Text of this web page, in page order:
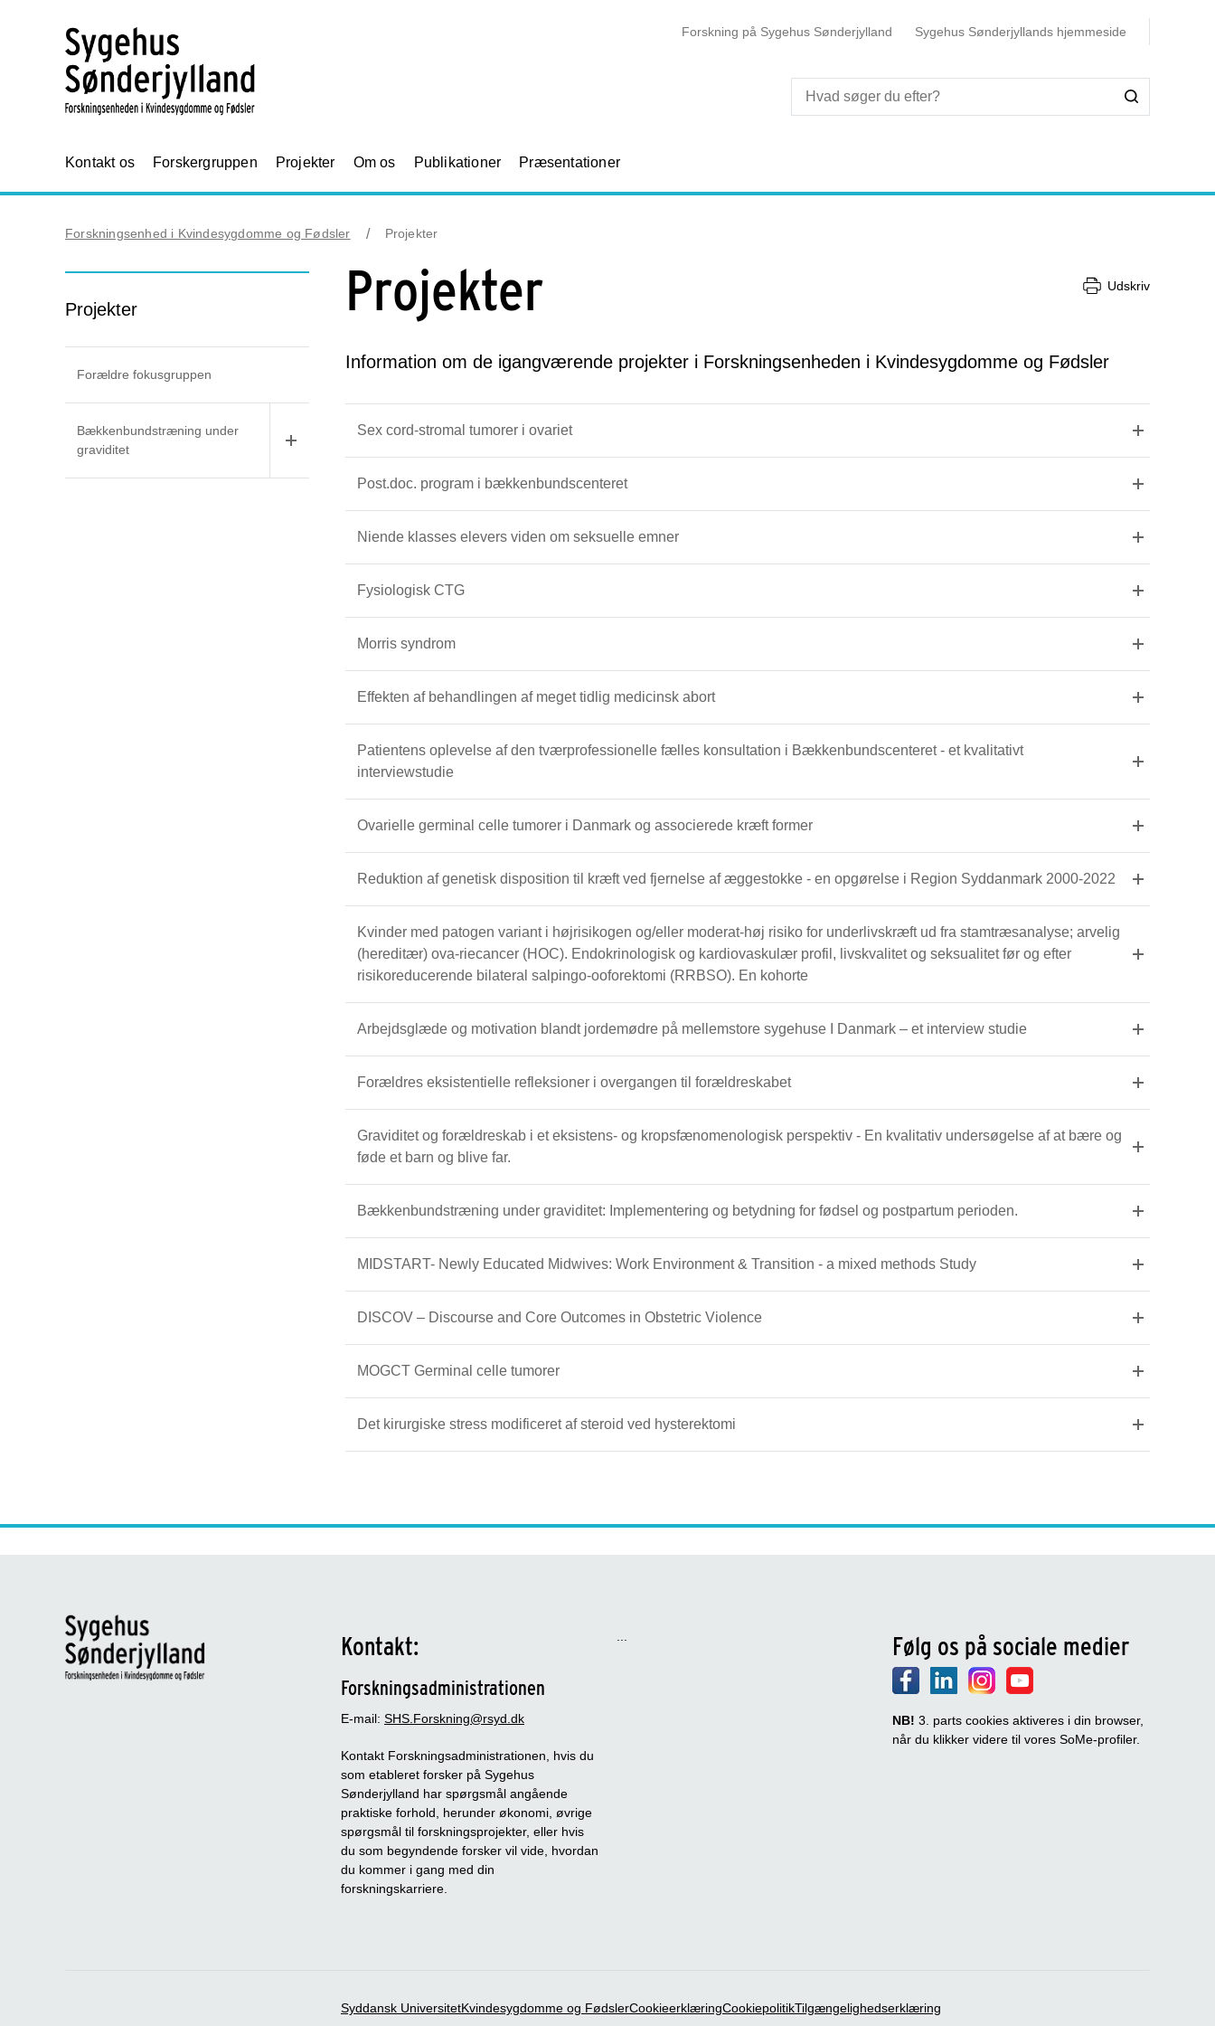
Forskning på Sygehus Sønderjylland Sygehus Sønderjyllands hjemmeside
Kontakt os Forskergruppen Projekter Om os Publikationer Præsentationer
Forskningsenhed i Kvindesygdomme og Fødsler Projekter
Projekter
Forældre fokusgruppen
Bækkenbundstræning under
graviditet
Projekter Udskriv
Information om de igangværende projekter i Forskningsenheden i Kvindesygdomme og Fødsler
Sex cord-stromal tumorer i ovariet
Post.doc. program i bækkenbundscenteret
Niende klasses elevers viden om seksuelle emner
Fysiologisk CTG
Morris syndrom
Effekten af behandlingen af meget tidlig medicinsk abort
Patientens oplevelse af den tværprofessionelle fælles konsultation i Bækkenbundscenteret - et kvalitativt
interviewstudie
Ovarielle germinal celle tumorer i Danmark og associerede kræft former
Reduktion af genetisk disposition til kræft ved fjernelse af æggestokke - en opgørelse i Region Syddanmark 2000-2022
Kvinder med patogen variant i højrisikogen og/eller moderat-høj risiko for underlivskræft ud fra stamtræsanalyse; arvelig
(hereditær) ova-riecancer (HOC). Endokrinologisk og kardiovaskulær profil, livskvalitet og seksualitet før og efter
risikoreducerende bilateral salpingo-ooforektomi (RRBSO). En kohorte
Arbejdsglæde og motivation blandt jordemødre på mellemstore sygehuse I Danmark – et interview studie
Forældres eksistentielle refleksioner i overgangen til forældreskabet
Graviditet og forældreskab i et eksistens- og kropsfænomenologisk perspektiv - En kvalitativ undersøgelse af at bære og
føde et barn og blive far.
Bækkenbundstræning under graviditet: Implementering og betydning for fødsel og postpartum perioden.
MIDSTART- Newly Educated Midwives: Work Environment & Transition - a mixed methods Study
DISCOV – Discourse and Core Outcomes in Obstetric Violence
MOGCT Germinal celle tumorer
Det kirurgiske stress modificeret af steroid ved hysterektomi
Kontakt:
Forskningsadministrationen
E-mail: SHS.Forskning@rsyd.dk
Kontakt Forskningsadministrationen, hvis du
som etableret forsker på Sygehus
Sønderjylland har spørgsmål angående
praktiske forhold, herunder økonomi, øvrige
spørgsmål til forskningsprojekter, eller hvis
du som begyndende forsker vil vide, hvordan
du kommer i gang med din
forskningskarriere.
... Følg os på sociale medier
NB! 3. parts cookies aktiveres i din browser,
når du klikker videre til vores SoMe-profiler.
Syddansk UniversitetKvindesygdomme og FødslerCookieerklæringCookiepolitikTilgængelighedserklæring